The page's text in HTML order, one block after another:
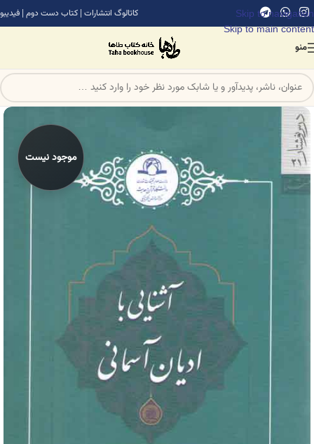
Skip to navigation
Skip to main content
کاتالوگ انتشارات | کتاب دست دوم | فیدیبو
منو
موجود نیست